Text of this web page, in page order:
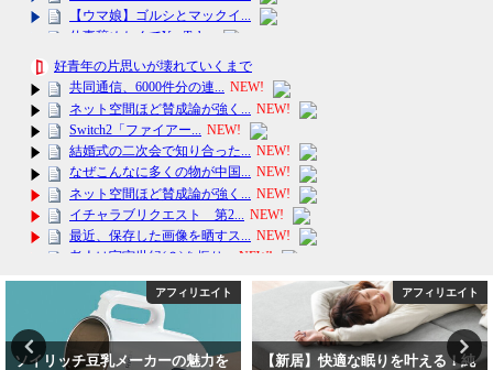
アフィリエイト
【新居】快適な眠りを叶える！純
アフィリエイト
【楽天ベストコスメ2024】シート